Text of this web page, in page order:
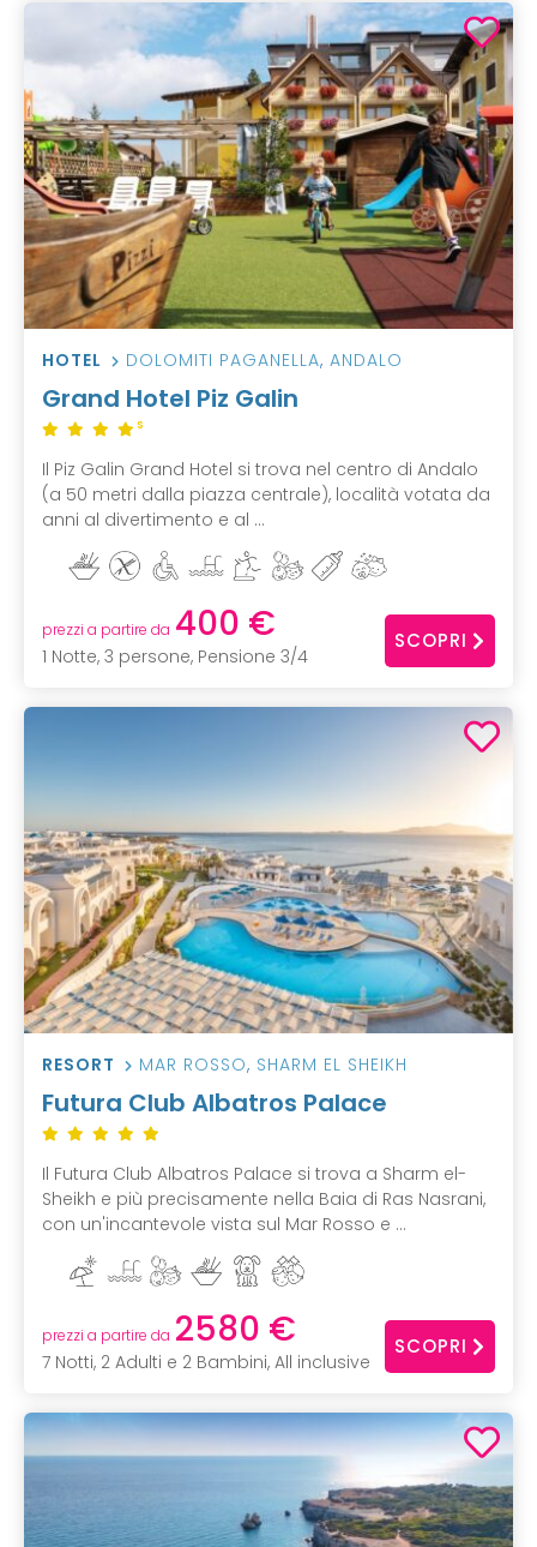
HOTEL DOLOMITI PAGANELLA, ANDALO
Grand Hotel Piz Galin
S
Il Piz Galin Grand Hotel si trova nel centro di Andalo
(a 50 metri dalla piazza centrale), località votata da
anni al divertimento e al ...
prezzi a partire da 400 €
1 Notte, 3 persone, Pensione 3/4
SCOPRI
RESORT MAR ROSSO, SHARM EL SHEIKH
Futura Club Albatros Palace
Il Futura Club Albatros Palace si trova a Sharm el-
Sheikh e più precisamente nella Baia di Ras Nasrani,
con un'incantevole vista sul Mar Rosso e ...
prezzi a partire da 2580 €
7 Notti, 2 Adulti e 2 Bambini, All inclusive
SCOPRI